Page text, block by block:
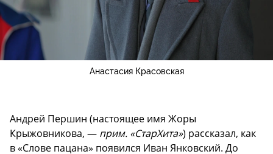
Анастасия Красовская
Андрей Першин (настоящее имя Жоры
Крыжовникова, — прим. «СтарХита») рассказал, как
в «Слове пацана» появился Иван Янковский. До